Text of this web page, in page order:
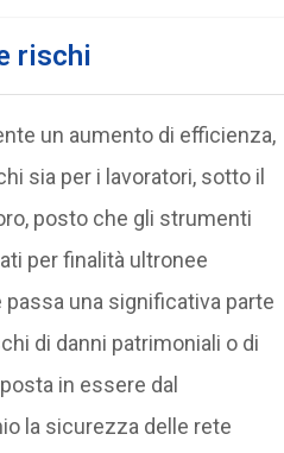
rischi
un aumento di efficienza,
sia per i lavoratori, sotto il
posto che gli strumenti
per finalità ultronee
una significativa parte
di danni patrimoniali o di
in essere dal
la sicurezza delle rete